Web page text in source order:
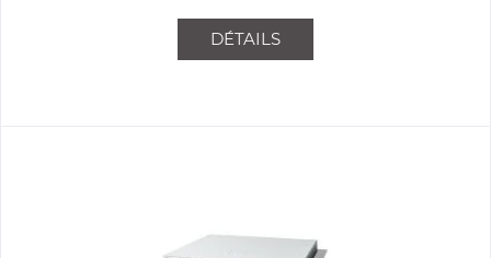
DÉTAILS